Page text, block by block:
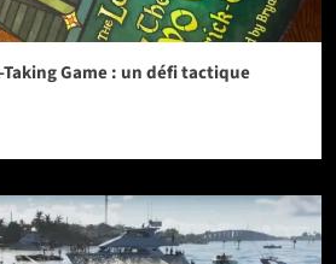
Taking Game : un défi tactique